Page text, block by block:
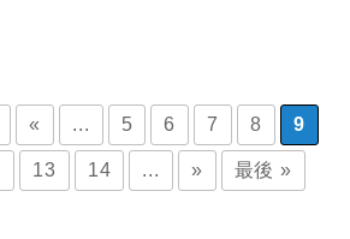
« ... 5 6 7 8 9
13 14 ... » 最後 »